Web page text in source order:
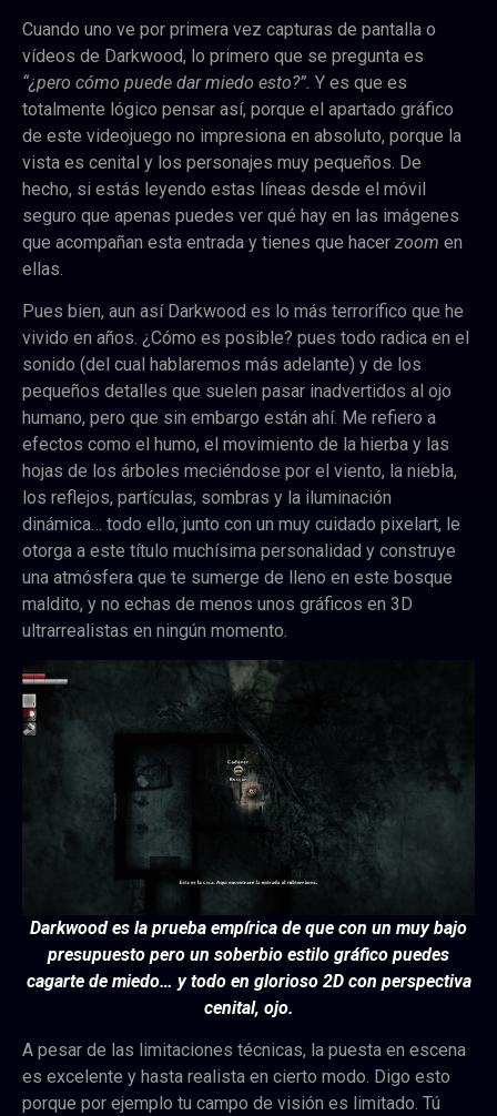
Cuando uno ve por primera vez capturas de pantalla o
vídeos de Darkwood, lo primero que se pregunta es
“¿pero cómo puede dar miedo esto?”. Y es que es
totalmente lógico pensar así, porque el apartado gráfico
de este videojuego no impresiona en absoluto, porque la
vista es cenital y los personajes muy pequeños. De
hecho, si estás leyendo estas líneas desde el móvil
seguro que apenas puedes ver qué hay en las imágenes
que acompañan esta entrada y tienes que hacer zoom en
ellas.
Pues bien, aun así Darkwood es lo más terrorífico que he
vivido en años. ¿Cómo es posible? pues todo radica en el
sonido (del cual hablaremos más adelante) y de los
pequeños detalles que suelen pasar inadvertidos al ojo
humano, pero que sin embargo están ahí. Me refiero a
efectos como el humo, el movimiento de la hierba y las
hojas de los árboles meciéndose por el viento, la niebla,
los reflejos, partículas, sombras y la iluminación
dinámica… todo ello, junto con un muy cuidado pixelart, le
otorga a este título muchísima personalidad y construye
una atmósfera que te sumerge de lleno en este bosque
maldito, y no echas de menos unos gráficos en 3D
ultrarrealistas en ningún momento.
Darkwood es la prueba empírica de que con un muy bajo
presupuesto pero un soberbio estilo gráfico puedes
cagarte de miedo… y todo en glorioso 2D con perspectiva
cenital, ojo.
A pesar de las limitaciones técnicas, la puesta en escena
es excelente y hasta realista en cierto modo. Digo esto
porque por ejemplo tu campo de visión es limitado. Tú